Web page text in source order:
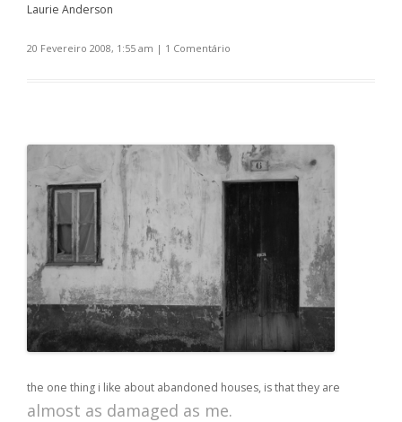
Laurie Anderson
20 Fevereiro 2008, 1:55 am | 1 Comentário
the one thing i like about abandoned houses, is that they are
almost as damaged as me.